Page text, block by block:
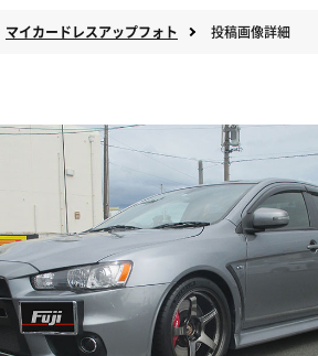
マイカードレスアップフォト 投稿画像詳細